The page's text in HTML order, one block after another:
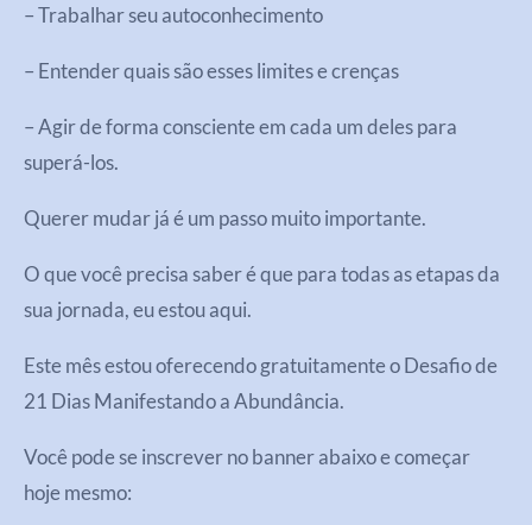
– Trabalhar seu autoconhecimento
– Entender quais são esses limites e crenças
– Agir de forma consciente em cada um deles para
superá-los.
Querer mudar já é um passo muito importante.
O que você precisa saber é que para todas as etapas da
sua jornada, eu estou aqui.
Este mês estou oferecendo gratuitamente o Desafio de
21 Dias Manifestando a Abundância.
Você pode se inscrever no banner abaixo e começar
hoje mesmo: